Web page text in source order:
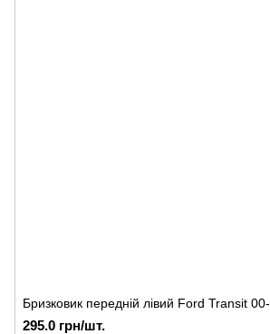
Бризковик передній лівий Ford Transit 00-
295.0 грн/шт.